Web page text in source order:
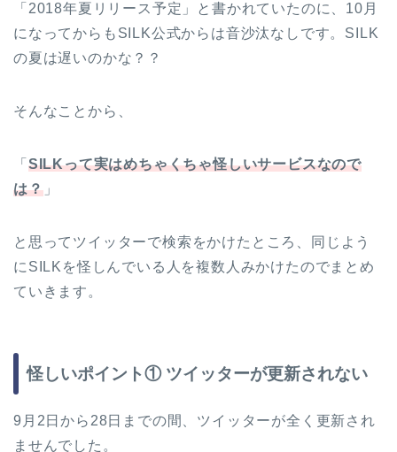
「2018年夏リリース予定」と書かれていたのに、10月
になってからもSILK公式からは音沙汰なしです。SILK
の夏は遅いのかな？？
そんなことから、
「 SILKって実はめちゃくちゃ怪しいサービスなので
は？」
と思ってツイッターで検索をかけたところ、同じよう
にSILKを怪しんでいる人を複数人みかけたのでまとめ
ていきます。
怪しいポイント① ツイッターが更新されない
9月2日から28日までの間、ツイッターが全く更新され
ませんでした。